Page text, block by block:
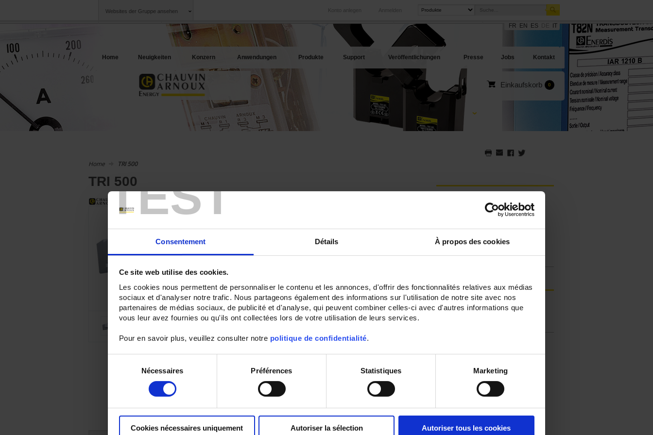
TEST
Consentement Détails À propos des cookies
Ce site web utilise des cookies.
Les cookies nous permettent de personnaliser le contenu et les annonces, d'offrir des fonctionnalités relatives aux médias
sociaux et d'analyser notre trafic. Nous partageons également des informations sur l'utilisation de notre site avec nos
partenaires de médias sociaux, de publicité et d'analyse, qui peuvent combiner celles-ci avec d'autres informations que
vous leur avez fournies ou qu'ils ont collectées lors de votre utilisation de leurs services.
Pour en savoir plus, veuillez consulter notre politique de confidentialité.
consentement
Nécessaires Préférences Statistiques Marketing
Cookies nécessaires uniquement Autoriser la sélection Autoriser tous les cookies
Websites der Gruppe ansehen Anmelden
Konto anlegen
Unternehmen
Ein Angebot für Ihren Bedarf
International
Unsere Tochtergesellschaften im Ausland
Produkt-Websites
Unsere besten Angebote
FR EN ES IT
Home Neuigkeiten Konzern Anwendungen Produkte Support Veröffentlichungen Presse Jobs Kontakt
Einkaufskorb 0
Home TRI 500
TRI 500
Stärken
Primärleiter aus Kupfer oder Aluminium mögliche
Beschreibung
Produktreihe dreiphasiger Leiterplatten für Stromzähler
Wichtigste technische Daten:
Genauigkeitsklasse: 0,2 s
Sekundärstrom: 5 A
Für einen Online-Einkauf müssen Sie sich
Anmelden
Produkte